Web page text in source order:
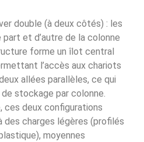
double (à deux côtés) : les
part et d’autre de la colonne
forme un îlot central
l’accès aux chariots
allées parallèles, ce qui
stockage par colonne.
ces deux configurations
charges légères (profilés
moyennes